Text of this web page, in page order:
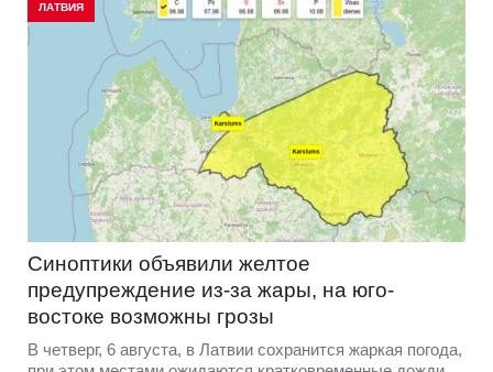
ЛАТВИЯ
Синоптики объявили желтое
предупреждение из-за жары, на юго-
востоке возможны грозы
В четверг, 6 августа, в Латвии сохранится жаркая погода,